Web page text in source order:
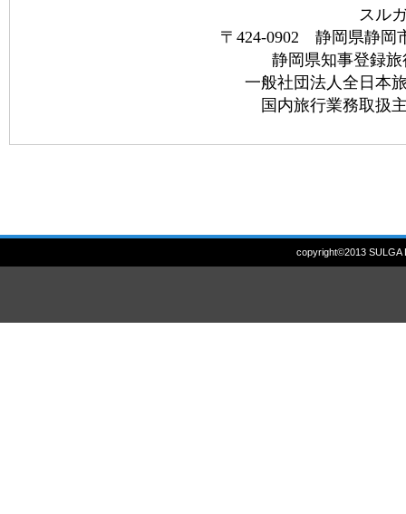
スル
〒 424-0902 静岡県静岡
静岡県知事登録
一般社団法人全日本
国内旅行業務取
copyright©2013 SULGA